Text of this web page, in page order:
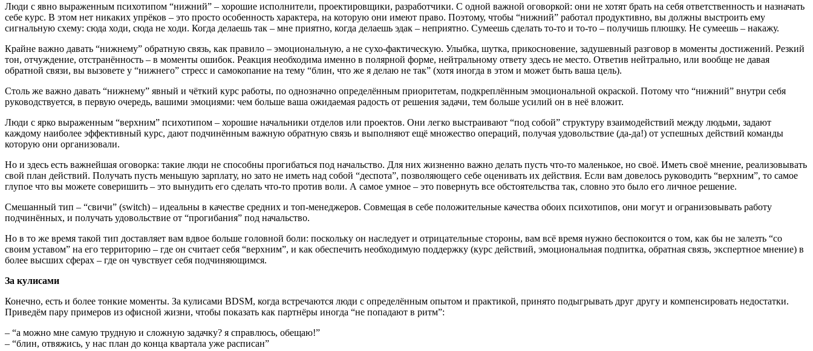
Люди с явно выраженным психотипом “нижний” – хорошие исполнители, проектировщики, разработчики. С одной важной оговоркой: они не хотят брать на себя ответственность и назначать
себе курс. В этом нет никаких упрёков – это просто особенность характера, на которую они имеют право. Поэтому, чтобы “нижний” работал продуктивно, вы должны выстроить ему
сигнальную схему: сюда ходи, сюда не ходи. Когда делаешь так – мне приятно, когда делаешь эдак – неприятно. Сумеешь сделать то-то и то-то – получишь плюшку. Не сумеешь – накажу.
Крайне важно давать “нижнему” обратную связь, как правило – эмоциональную, а не сухо-фактическую. Улыбка, шутка, прикосновение, задушевный разговор в моменты достижений. Резкий
тон, отчуждение, отстранённость – в моменты ошибок. Реакция необходима именно в полярной форме, нейтральному ответу здесь не место. Ответив нейтрально, или вообще не давая
обратной связи, вы вызовете у “нижнего” стресс и самокопание на тему “блин, что же я делаю не так” (хотя иногда в этом и может быть ваша цель).
Столь же важно давать “нижнему” явный и чёткий курс работы, по однозначно определённым приоритетам, подкреплённым эмоциональной окраской. Потому что “нижний” внутри себя
руководствуется, в первую очередь, вашими эмоциями: чем больше ваша ожидаемая радость от решения задачи, тем больше усилий он в неё вложит.
Люди с ярко выраженным “верхним” психотипом – хорошие начальники отделов или проектов. Они легко выстраивают “под собой” структуру взаимодействий между людьми, задают
каждому наиболее эффективный курс, дают подчинённым важную обратную связь и выполняют ещё множество операций, получая удовольствие (да-да!) от успешных действий команды
которую они организовали.
Но и здесь есть важнейшая оговорка: такие люди не способны прогибаться под начальство. Для них жизненно важно делать пусть что-то маленькое, но своё. Иметь своё мнение, реализовывать
свой план действий. Получать пусть меньшую зарплату, но зато не иметь над собой “деспота”, позволяющего себе оценивать их действия. Если вам довелось руководить “верхним”, то самое
глупое что вы можете соверишить – это вынудить его сделать что-то против воли. А самое умное – это повернуть все обстоятельства так, словно это было его личное решение.
Смешанный тип – “свичи” (switch) – идеальны в качестве средних и топ-менеджеров. Совмещая в себе положительные качества обоих психотипов, они могут и огранизовывать работу
подчинённых, и получать удовольствие от “прогибания” под начальство.
Но в то же время такой тип доставляет вам вдвое больше головной боли: поскольку он наследует и отрицательные стороны, вам всё время нужно беспокоится о том, как бы не залезть “со
своим уставом” на его территорию – где он считает себя “верхним”, и как обеспечить необходимую поддержку (курс действий, эмоциональная подпитка, обратная связь, экспертное мнение) в
более высших сферах – где он чувствует себя подчиняющимся.
За кулисами
Конечно, есть и более тонкие моменты. За кулисами BDSM, когда встречаются люди с определённым опытом и практикой, принято подыгрывать друг другу и компенсировать недостатки.
Приведём пару примеров из офисной жизни, чтобы показать как партнёры иногда “не попадают в ритм”:
– “а можно мне самую трудную и сложную задачку? я справлюсь, обещаю!”
– “блин, отвяжись, у нас план до конца квартала уже расписан”